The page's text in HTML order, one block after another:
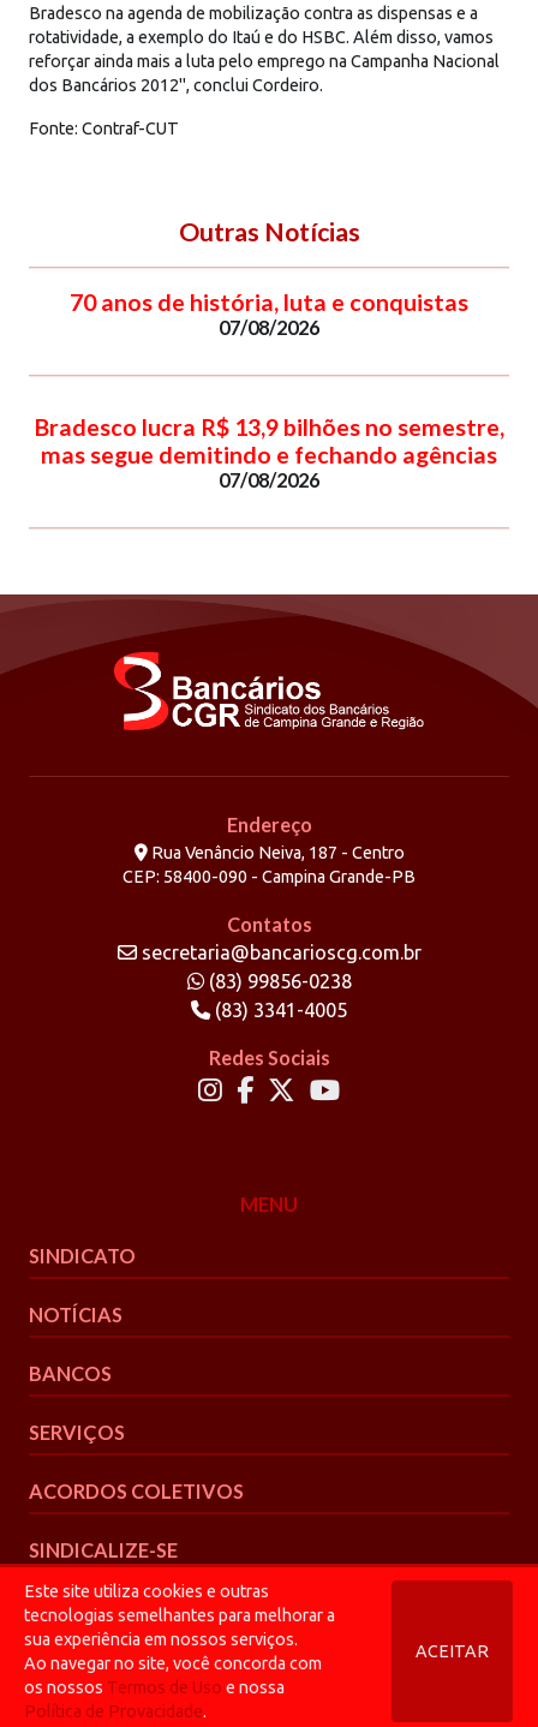
Bradesco na agenda de mobilização contra as dispensas e a
rotatividade, a exemplo do Itaú e do HSBC. Além disso, vamos
reforçar ainda mais a luta pelo emprego na Campanha Nacional
dos Bancários 2012", conclui Cordeiro.
Fonte: Contraf-CUT
Outras Notícias
70 anos de história, luta e conquistas
07/08/2026
Bradesco lucra R$ 13,9 bilhões no semestre,
mas segue demitindo e fechando agências
07/08/2026
Endereço
Rua Venâncio Neiva, 187 - Centro
CEP: 58400-090 - Campina Grande-PB
Contatos
secretaria@bancarioscg.com.br
(83) 99856-0238
(83) 3341-4005
Redes Sociais
MENU
SINDICATO
NOTÍCIAS
BANCOS
SERVIÇOS
ACORDOS COLETIVOS
SINDICALIZE-SE
© 2026 Bancários CGR
Política de Privacidade
Este site utiliza cookies e outras
tecnologias semelhantes para melhorar a
sua experiência em nossos serviços.
Ao navegar no site, você concorda com
os nossos Termos de Uso e nossa
Política de Provacidade.
ACEITAR